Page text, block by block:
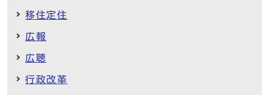
移住定住
広報
広聴
行政改革